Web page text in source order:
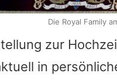
zur
in
Die Royal Family